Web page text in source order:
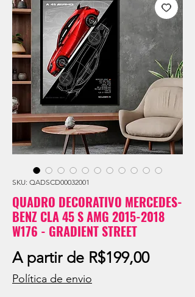
SKU: QADSCD00032001
QUADRO DECORATIVO MERCEDES-
BENZ CLA 45 S AMG 2015-2018
W176 - GRADIENT STREET
A partir de R$199,00Preço
Política de envio